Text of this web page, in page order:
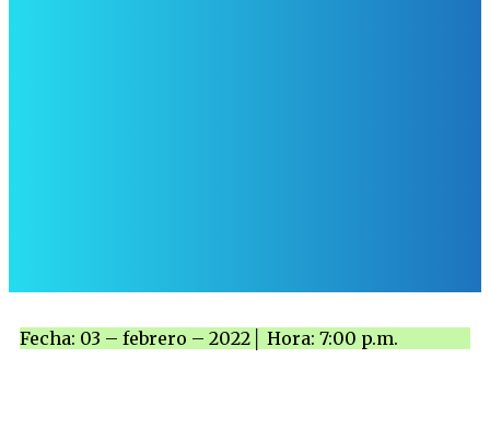
Fecha: 03 – febrero – 2022│ Hora: 7:00 p.m.